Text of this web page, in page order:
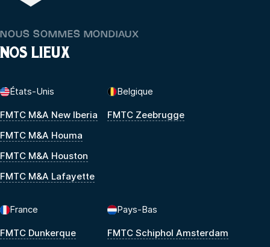
NOUS SOMMES MONDIAUX
NOS LIEUX
États-Unis
FMTC M&A New Iberia
FMTC M&A Houma
FMTC M&A Houston
FMTC M&A Lafayette
Belgique
FMTC Zeebrugge
France
FMTC Dunkerque
Pays-Bas
FMTC Schiphol Amsterdam